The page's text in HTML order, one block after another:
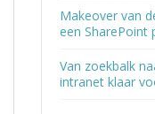
Makeover van
een SharePoint
Van zoekbalk
intranet klaar